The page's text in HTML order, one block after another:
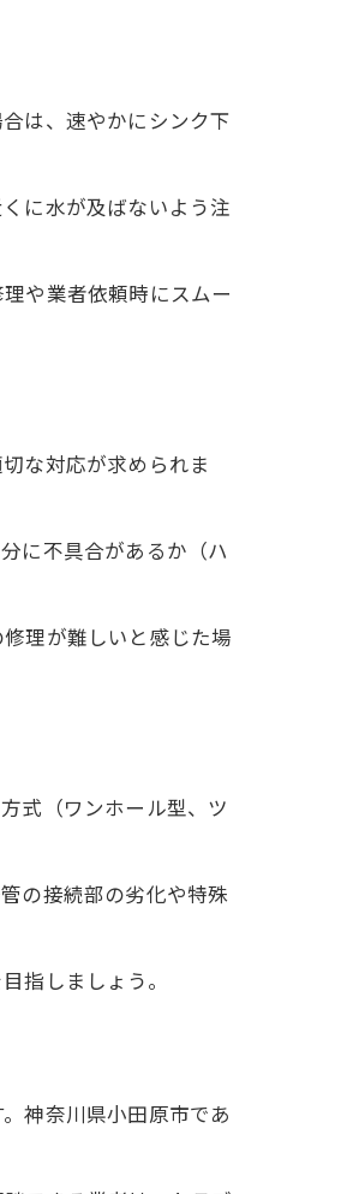
は、速やかにシンク下
に水が及ばないよう注
や業者依頼時にスムー
な対応が求められま
に不具合があるか（ハ
理が難しいと感じた場
式（ワンホール型、ツ
の接続部の劣化や特殊
指しましょう。
神奈川県小田原市であ